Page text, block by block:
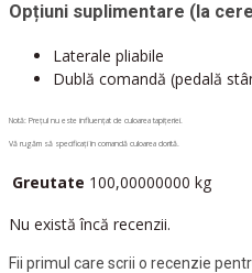
Opțiuni suplimentare (la
Laterale pliabile
Dublă comandă (pedală
Notă: Prețul nu este influențat de culoarea tapițeriei.
Vă rugăm să specificați în comandă culoarea dorită.
Greutate 100,00000000 kg
Nu există încă recenzii.
Fii primul care scrii o recenzie